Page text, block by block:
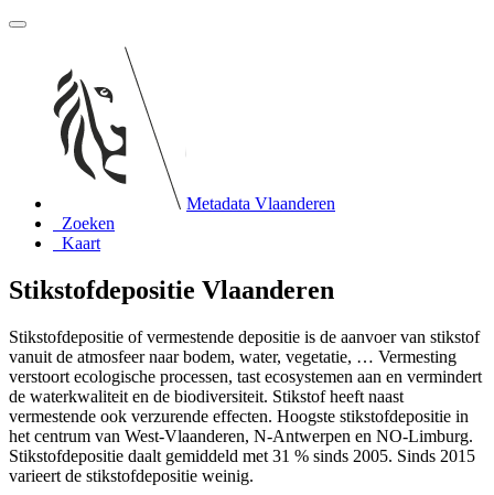
Metadata Vlaanderen
Zoeken
Kaart
Stikstofdepositie Vlaanderen
Stikstofdepositie of vermestende depositie is de aanvoer van stikstof
vanuit de atmosfeer naar bodem, water, vegetatie, … Vermesting
verstoort ecologische processen, tast ecosystemen aan en vermindert
de waterkwaliteit en de biodiversiteit. Stikstof heeft naast
vermestende ook verzurende effecten. Hoogste stikstofdepositie in
het centrum van West-Vlaanderen, N-Antwerpen en NO-Limburg.
Stikstofdepositie daalt gemiddeld met 31 % sinds 2005. Sinds 2015
varieert de stikstofdepositie weinig.